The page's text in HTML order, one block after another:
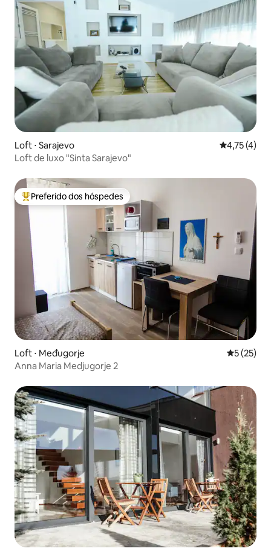
Loft ⋅ Sarajevo 4,75 de
4,75 (4)
Loft de luxo "Sinta Sarajevo"
Entre os melhores preferidos dos hóspedes
Preferido dos hóspedes
Loft ⋅ Međugorje 5 de uma
5 (25)
Anna Maria Medjugorje 2